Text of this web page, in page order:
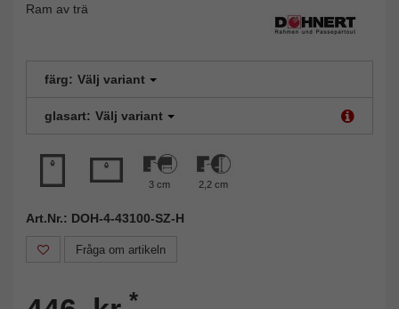
Ram av trä
färg: Välj variant
glasart: Välj variant
3 cm 2,2 cm
Art.Nr.: DOH-4-43100-SZ-H
Fråga om artikeln
*